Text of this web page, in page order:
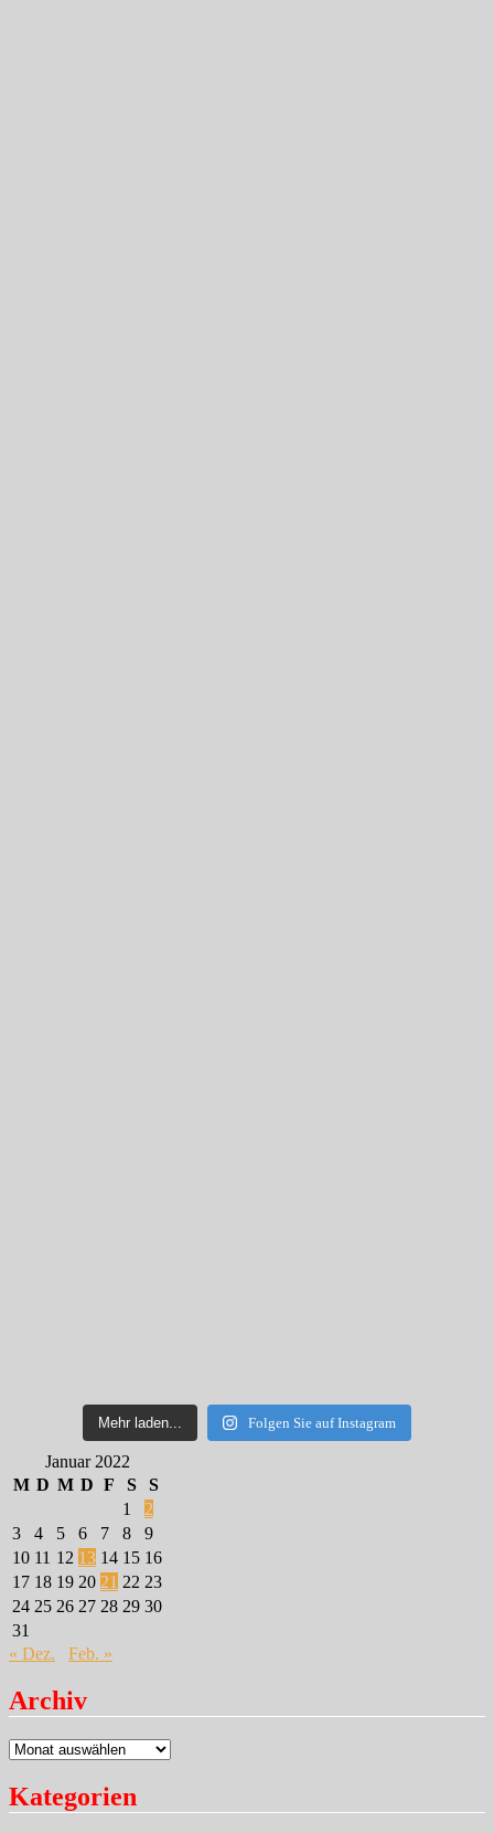
Mehr laden... Folgen Sie auf Instagram
Januar 2022
M D M D F S
S
1
2
3
4 5 6 7 8
9
10 11 12 13 14 15 16
17 18 19 20 21 22 23
24 25 26 27 28 29 30
31
« Dez.
Feb. »
Archiv
Archiv
Kategorien